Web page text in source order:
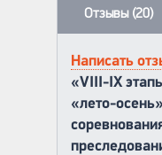
Отзывы (20)
Написать
«VIII-IX
«лето-